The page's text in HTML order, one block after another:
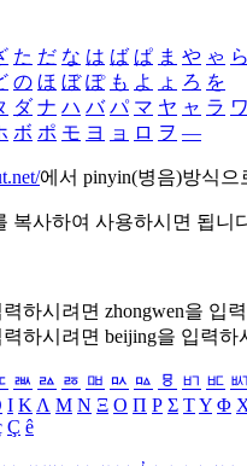
た だ な は ば ぱ ま や ゃ ら
の ほ ぼ ぽ も よ ょ ろ を
ダ ナ ハ バ パ マ ヤ ャ ラ ワ
ボ ポ モ ヨ ョ ロ ヲ ―
에서 pinyin(병음)방식
복사하여 사용하시면 됩니
하시려면 zhongwen을 입
하시려면 beijing을 입력하
ㅫ ㅬ ㅭ ㅮ ㅯ ㅰ ㅱ ㅲ ㅳ ㅴ
Ι ΚΛ Μ Ν Ξ Ο Π Ρ Σ ΤΥ Φ
Ç ê